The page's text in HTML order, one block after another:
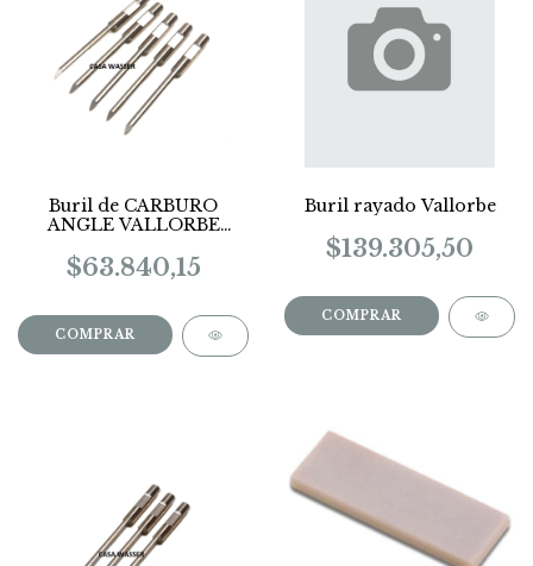
Buril de CARBURO
ANGLE VALLORBE
$63.840,15
COMPRAR
Buril rayado Vallorbe
$139.305,50
COMPRAR